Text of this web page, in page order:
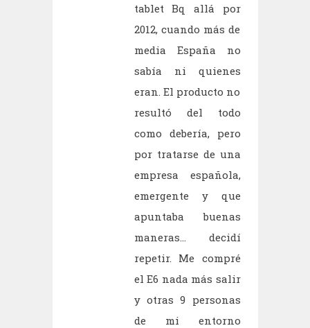
tablet Bq allá por
2012, cuando más de
media España no
sabía ni quienes
eran. El producto no
resultó del todo
como debería, pero
por tratarse de una
empresa española,
emergente y que
apuntaba buenas
maneras... decidí
repetir. Me compré
el E6 nada más salir
y otras 9 personas
de mi entorno